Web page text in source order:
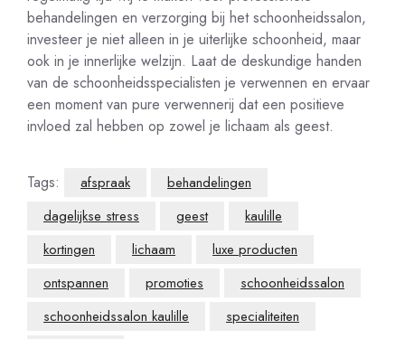
behandelingen en verzorging bij het schoonheidssalon,
investeer je niet alleen in je uiterlijke schoonheid, maar
ook in je innerlijke welzijn. Laat de deskundige handen
van de schoonheidsspecialisten je verwennen en ervaar
een moment van pure verwennerij dat een positieve
invloed zal hebben op zowel je lichaam als geest.
Tags: afspraak
behandelingen
dagelijkse stress
geest
kaulille
kortingen
lichaam
luxe producten
ontspannen
promoties
schoonheidssalon
schoonheidssalon kaulille
specialiteiten